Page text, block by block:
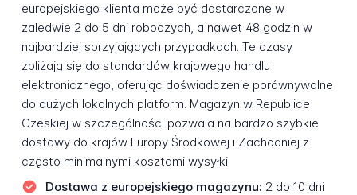
europejskiego klienta może być dostarczone w
zaledwie 2 do 5 dni roboczych, a nawet 48 godzin w
najbardziej sprzyjających przypadkach. Te czasy
zbliżają się do standardów krajowego handlu
elektronicznego, oferując doświadczenie porównywalne
do dużych lokalnych platform. Magazyn w Republice
Czeskiej w szczególności pozwala na bardzo szybkie
dostawy do krajów Europy Środkowej i Zachodniej z
często minimalnymi kosztami wysyłki.
Dostawa z europejskiego magazynu: 2 do 10 dni